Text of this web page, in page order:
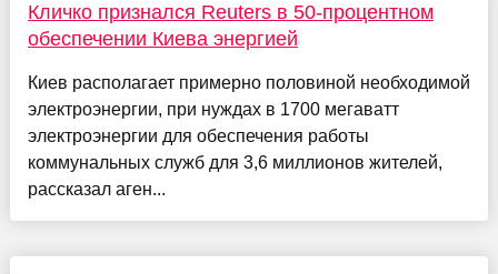
Кличко признался Reuters в 50-процентном
обеспечении Киева энергией
Киев располагает примерно половиной необходимой
электроэнергии, при нуждах в 1700 мегаватт
электроэнергии для обеспечения работы
коммунальных служб для 3,6 миллионов жителей,
рассказал аген...